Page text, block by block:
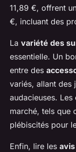
11,89 €, offrent
€, incluant des
La variété des
essentielle. Un
entre des
variés, allant des
audacieuses. Les
marché, tels que
plébiscités pour
Enfin, lire les